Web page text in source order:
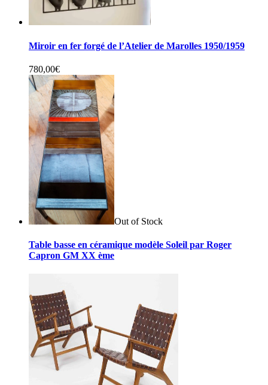
Miroir en fer forgé de l’Atelier de Marolles 1950/1959
780,00€
Out of Stock
Table basse en céramique modèle Soleil par Roger
Capron GM XX ème